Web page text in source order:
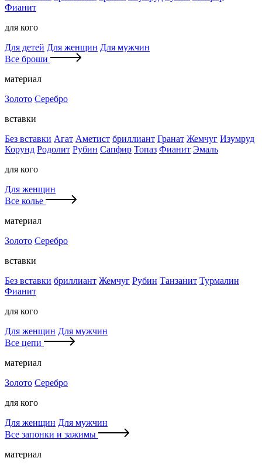
Фианит
для кого
Для детей Для женщин Для мужчин
Все броши
материал
Золото Серебро
вставки
Без вставки Агат Аметист бриллиант Гранат Жемчуг Изумруд
Корунд Родолит Рубин Сапфир Топаз Фианит Эмаль
для кого
Для женщин
Все колье
материал
Золото Серебро
вставки
Без вставки бриллиант Жемчуг Рубин Танзанит Турмалин
Фианит
для кого
Для женщин Для мужчин
Все цепи
материал
Золото Серебро
для кого
Для женщин Для мужчин
Все запонки и зажимы
материал